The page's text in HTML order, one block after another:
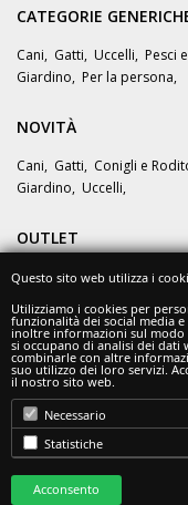
CATEGORIE
Cani, Gatti, Uccelli, Pesci
Giardino, Per la persona,
NOVITÀ
Cani, Gatti, Conigli e
Giardino, Uccelli,
OUTLET
OFFERTE
©
Tel.375/
INDIRIZZO Sede
Indirizzo PEC
Questo sito web utilizza i
Utilizziamo i cookies per
funzionalità dei social media
inoltre informazioni sul
si occupano di analisi dei dati
combinarle con altre
suo utilizzo dei loro servizi.
il nostro sito web.
Necessario
Statistiche
Acconsento